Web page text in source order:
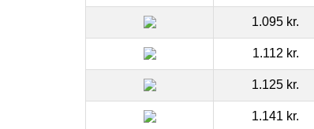
1.095 kr.
1.112 kr.
1.125 kr.
1.141 kr.